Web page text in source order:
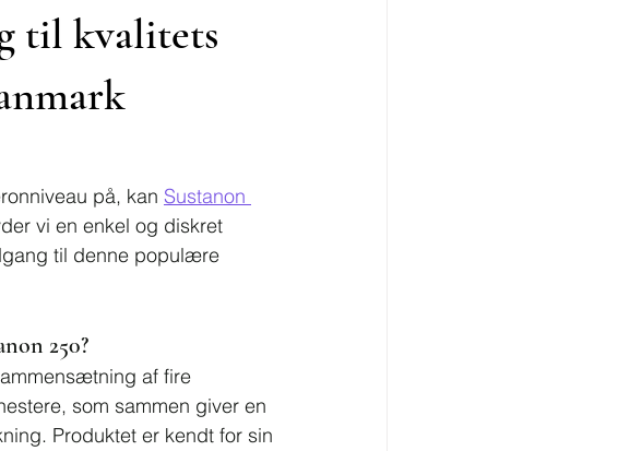
til kvalitets
på, kan Sustanon
vi en enkel og diskret
til denne populære
250?
af fire
som sammen giver en
Produktet er kendt for sin